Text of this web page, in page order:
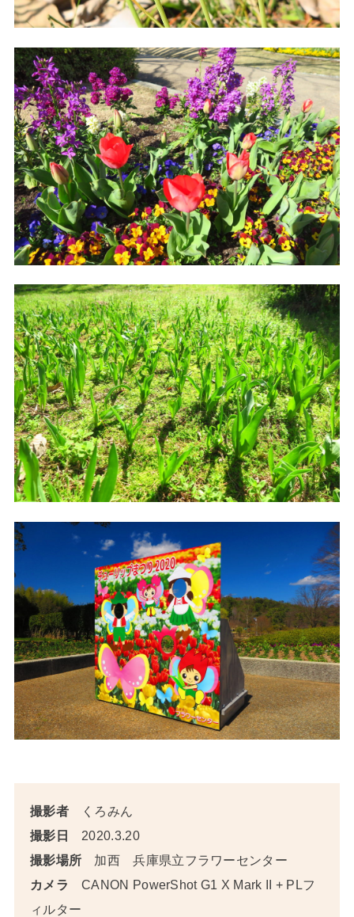
撮影者くろみん
撮影日
2020.3.20
撮影場所 加西 兵庫県立フラワーセンター
カメラ
CANON PowerShot G1 X Mark II + PLフ
ィルター